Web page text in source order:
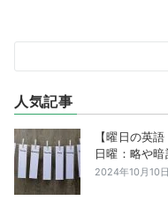
人気記事
【曜日の英
日曜：略や暗
2024年10月10日